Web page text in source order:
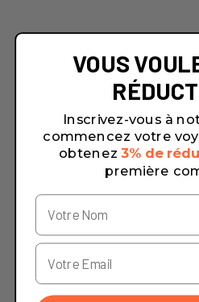
VOUS
Inscrivez-vous à
commencez votre
obtenez 3% de
première